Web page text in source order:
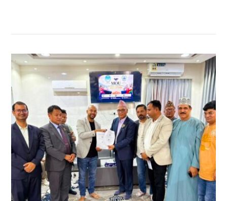
,,